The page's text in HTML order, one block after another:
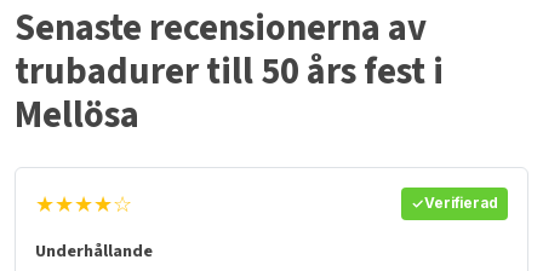
Senaste recensionerna av
trubadurer till 50 års fest i
Mellösa
★★★★☆ Verifierad
Underhållande